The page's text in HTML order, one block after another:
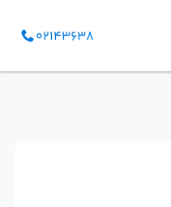
02143638